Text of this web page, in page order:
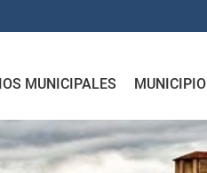
MUNICIPALES MUNICIPIO